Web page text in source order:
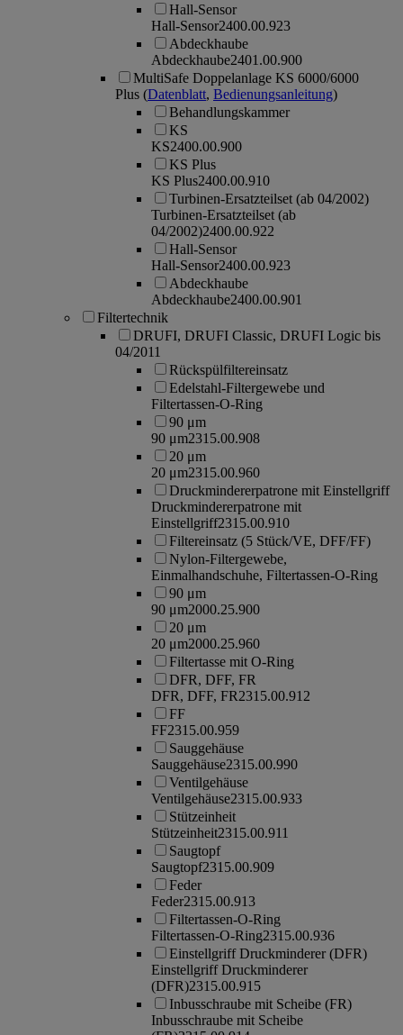
Hall-Sensor
Hall-Sensor2400.00.923
Abdeckhaube
Abdeckhaube2401.00.900
MultiSafe Doppelanlage KS 6000/6000
Plus (Datenblatt, Bedienungsanleitung)
Behandlungskammer
KS
KS2400.00.900
KS Plus
KS Plus2400.00.910
Turbinen-Ersatzteilset (ab 04/2002)
Turbinen-Ersatzteilset (ab
04/2002)2400.00.922
Hall-Sensor
Hall-Sensor2400.00.923
Abdeckhaube
Abdeckhaube2400.00.901
Filtertechnik
DRUFI, DRUFI Classic, DRUFI Logic bis
04/2011
Rückspülfiltereinsatz
Edelstahl-Filtergewebe und
Filtertassen-O-Ring
90 μm
90 μm2315.00.908
20 μm
20 μm2315.00.960
Druckmindererpatrone mit Einstellgriff
Druckmindererpatrone mit
Einstellgriff2315.00.910
Filtereinsatz (5 Stück/VE, DFF/FF)
Nylon-Filtergewebe,
Einmalhandschuhe, Filtertassen-O-Ring
90 μm
90 μm2000.25.900
20 μm
20 μm2000.25.960
Filtertasse mit O-Ring
DFR, DFF, FR
DFR, DFF, FR2315.00.912
FF
FF2315.00.959
Sauggehäuse
Sauggehäuse2315.00.990
Ventilgehäuse
Ventilgehäuse2315.00.933
Stützeinheit
Stützeinheit2315.00.911
Saugtopf
Saugtopf2315.00.909
Feder
Feder2315.00.913
Filtertassen-O-Ring
Filtertassen-O-Ring2315.00.936
Einstellgriff Druckminderer (DFR)
Einstellgriff Druckminderer
(DFR)2315.00.915
Inbusschraube mit Scheibe (FR)
Inbusschraube mit Scheibe